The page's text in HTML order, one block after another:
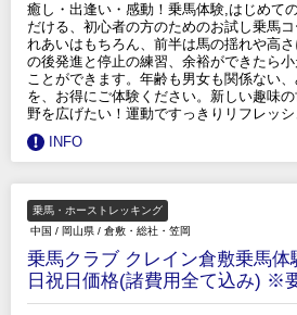
癒し・出逢い・感動！乗馬体験,はじめて
だける、初心者の方のためのお試し乗馬
れあいはもちろん、前半は馬の揺れや高
の後発進と停止の練習、余裕ができたら
ことができます。年齢も男女も関係ない
を、お得にご体験ください。新しい趣味
野を広げたい！運動ですっきりリフレッシ
INFO
乗馬・ホーストレッキング
中国 / 岡山県 / 倉敷・総社・笠岡
乗馬クラブ クレイン倉敷乗馬
日祝日価格(諸費用全て込み) ※